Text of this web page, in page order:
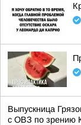
Выпускница
с ОВЗ по зрению